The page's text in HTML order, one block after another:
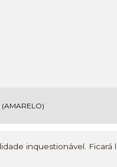
(AMARELO)
inquestionável. Ficará